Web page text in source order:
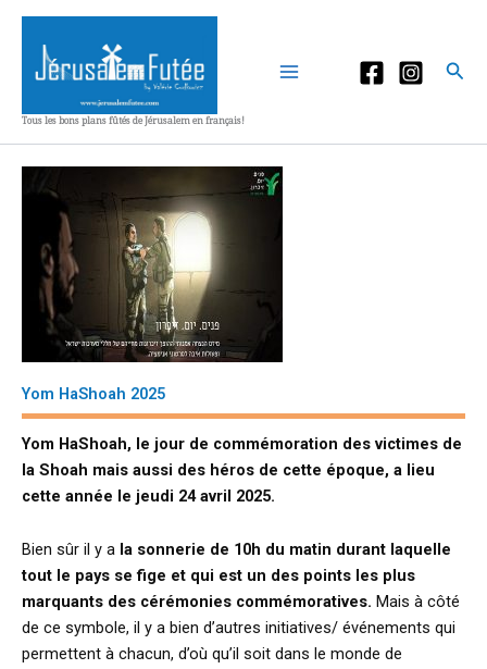
Aller
contenu
Tous les bons plans fûtés de Jérusalem en français!
Yom HaShoah 2025
Yom HaShoah, le jour de commémoration des victimes de
la Shoah mais aussi des héros de cette époque, a lieu
cette année le jeudi 24 avril 2025.
Bien sûr il y a la sonnerie de 10h du matin durant laquelle
tout le pays se fige et qui est un des points les plus
marquants des cérémonies commémoratives. Mais à côté
de ce symbole, il y a bien d’autres initiatives/ événements qui
permettent à chacun, d’où qu’il soit dans le monde de